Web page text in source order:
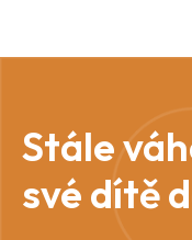
Stále
své dítě